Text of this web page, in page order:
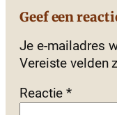
Geef een
Je e-mailadres
Vereiste velden
Reactie*